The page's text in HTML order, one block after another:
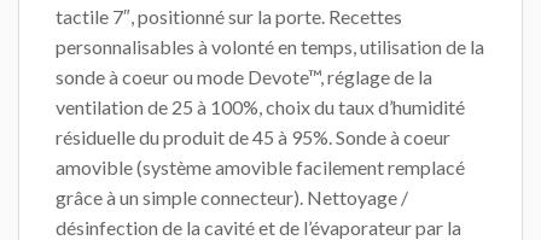
tactile 7″, positionné sur la porte. Recettes
personnalisables à volonté en temps, utilisation de la
sonde à coeur ou mode Devote™, réglage de la
ventilation de 25 à 100%, choix du taux d’humidité
résiduelle du produit de 45 à 95%. Sonde à coeur
amovible (système amovible facilement remplacé
grâce à un simple connecteur). Nettoyage /
désinfection de la cavité et de l’évaporateur par la